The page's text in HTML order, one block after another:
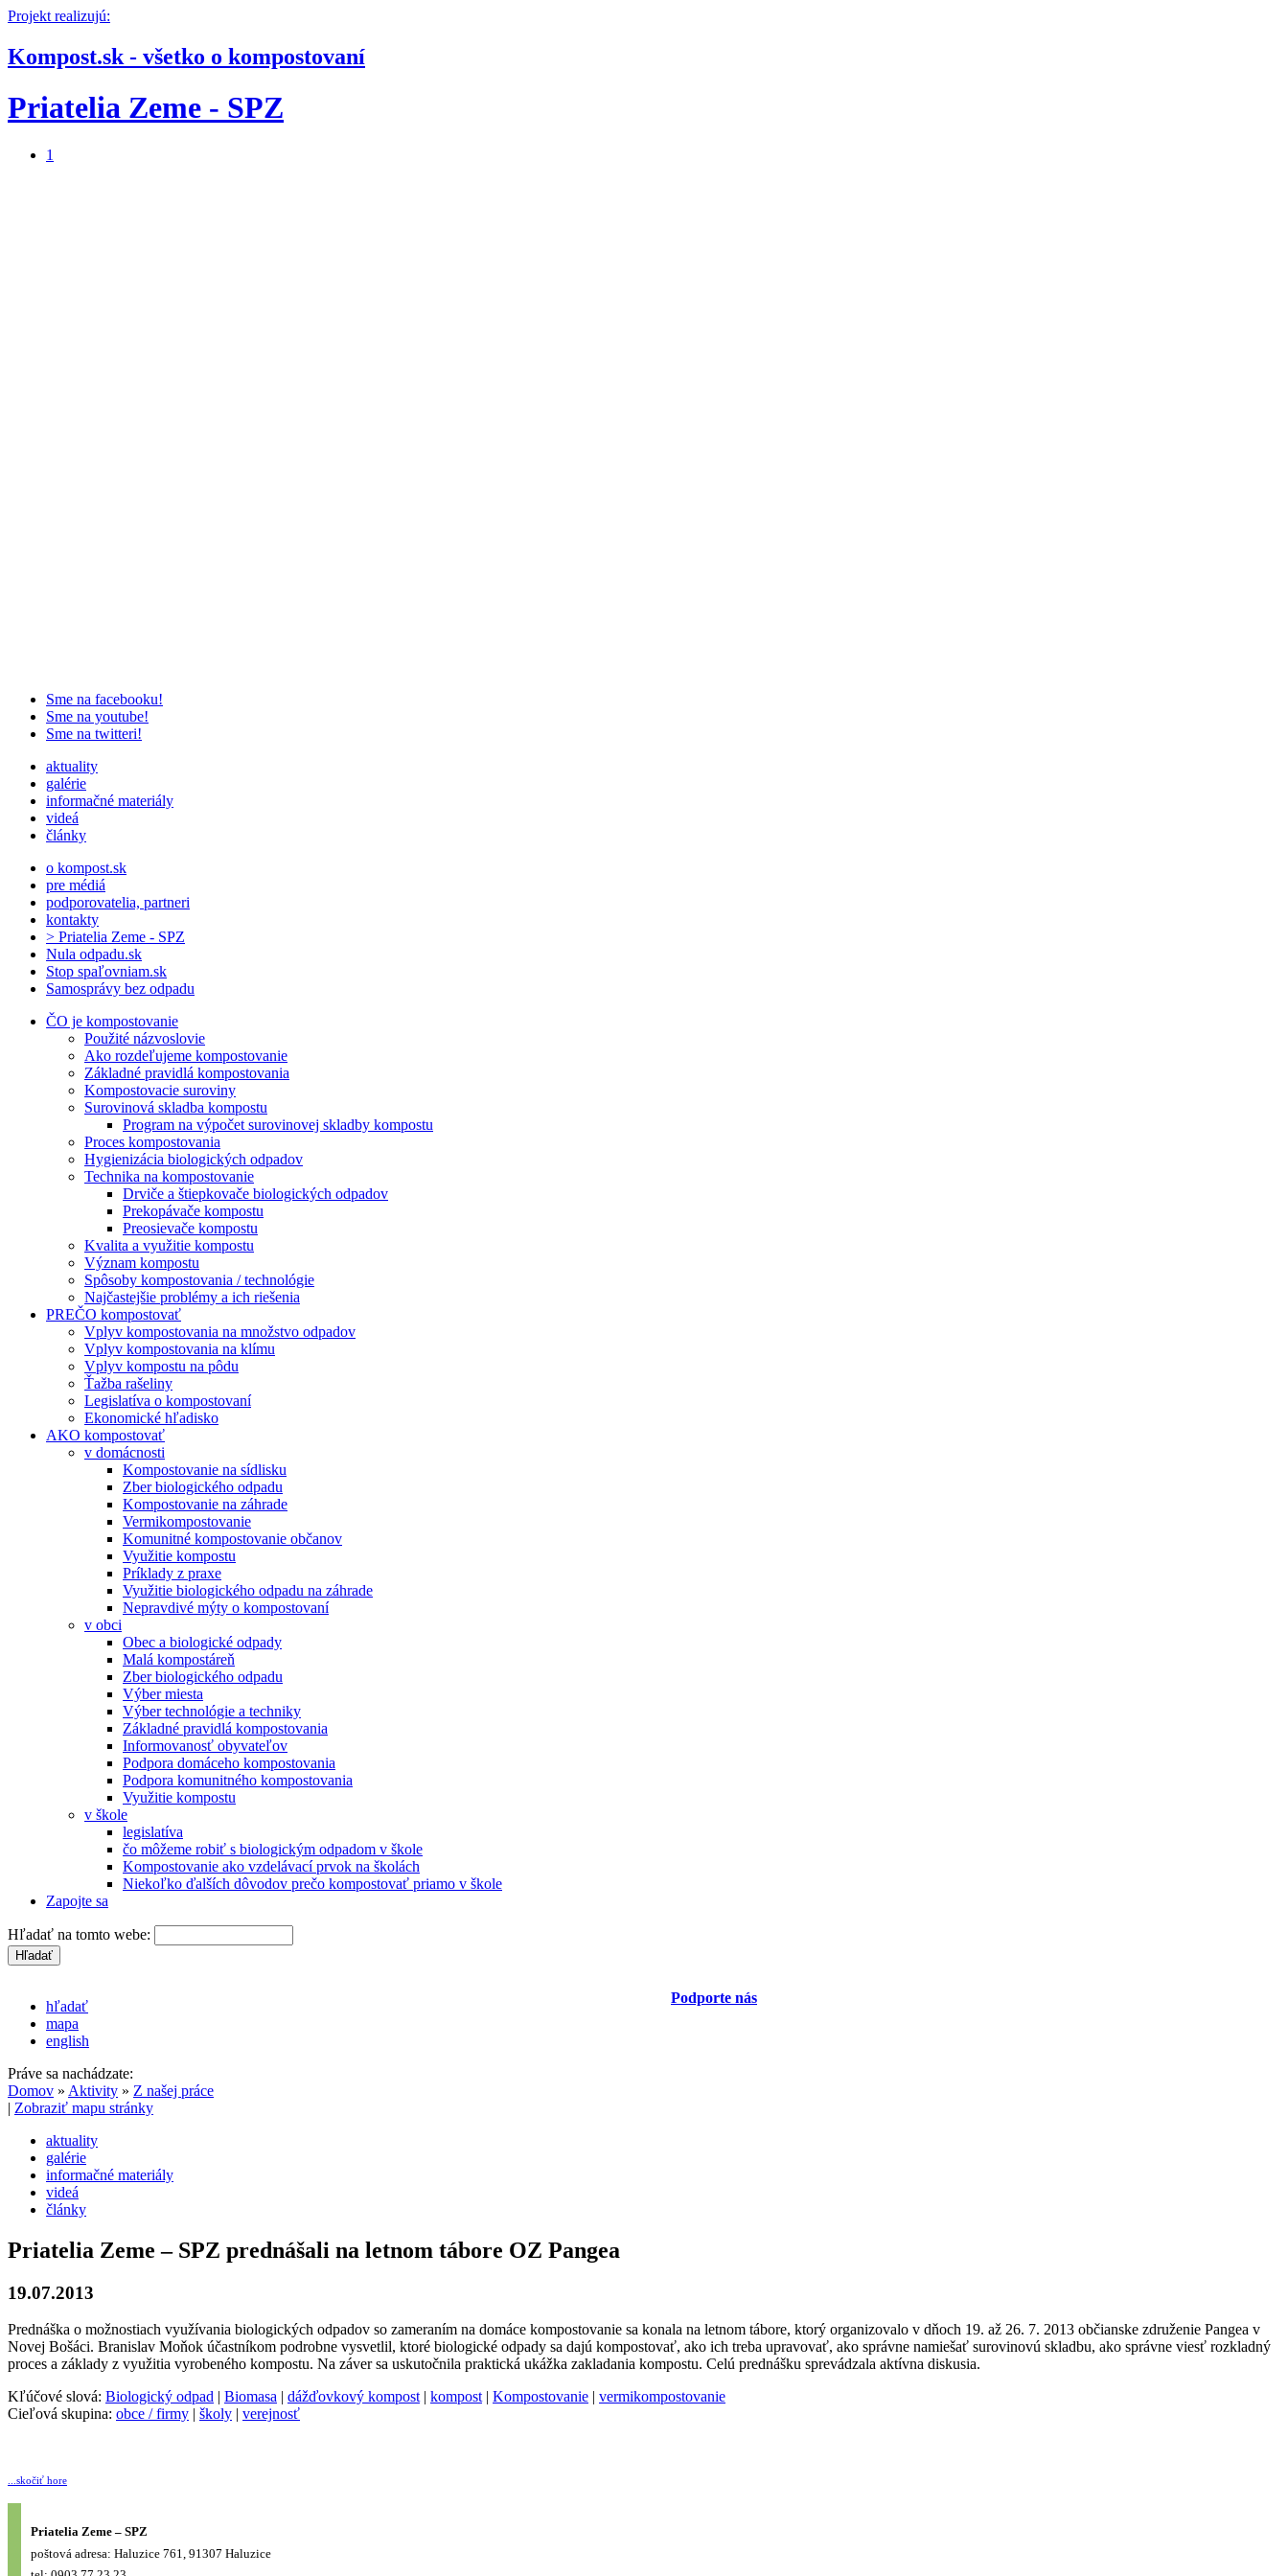
Projekt realizujú:
Kompost.sk - všetko o kompostovaní
Priatelia Zeme - SPZ
1
Sme na facebooku!
Sme na youtube!
Sme na twitteri!
aktuality
galérie
informačné materiály
videá
články
o kompost.sk
pre médiá
podporovatelia, partneri
kontakty
> Priatelia Zeme - SPZ
Nula odpadu.sk
Stop spaľovniam.sk
Samosprávy bez odpadu
ČO je kompostovanie
Použité názvoslovie
Ako rozdeľujeme kompostovanie
Základné pravidlá kompostovania
Kompostovacie suroviny
Surovinová skladba kompostu
Program na výpočet surovinovej skladby kompostu
Proces kompostovania
Hygienizácia biologických odpadov
Technika na kompostovanie
Drviče a štiepkovače biologických odpadov
Prekopávače kompostu
Preosievače kompostu
Kvalita a využitie kompostu
Význam kompostu
Spôsoby kompostovania / technológie
Najčastejšie problémy a ich riešenia
PREČO kompostovať
Vplyv kompostovania na množstvo odpadov
Vplyv kompostovania na klímu
Vplyv kompostu na pôdu
Ťažba rašeliny
Legislatíva o kompostovaní
Ekonomické hľadisko
AKO kompostovať
v domácnosti
Kompostovanie na sídlisku
Zber biologického odpadu
Kompostovanie na záhrade
Vermikompostovanie
Komunitné kompostovanie občanov
Využitie kompostu
Príklady z praxe
Využitie biologického odpadu na záhrade
Nepravdivé mýty o kompostovaní
v obci
Obec a biologické odpady
Malá kompostáreň
Zber biologického odpadu
Výber miesta
Výber technológie a techniky
Základné pravidlá kompostovania
Informovanosť obyvateľov
Podpora domáceho kompostovania
Podpora komunitného kompostovania
Využitie kompostu
v škole
legislatíva
čo môžeme robiť s biologickým odpadom v škole
Kompostovanie ako vzdelávací prvok na školách
Niekoľko ďalších dôvodov prečo kompostovať priamo v škole
Zapojte sa
Hľadať na tomto webe:
Podporte nás
hľadať
mapa
english
Práve sa nachádzate:
Domov » Aktivity » Z našej práce
| Zobraziť mapu stránky
aktuality
galérie
informačné materiály
videá
články
Priatelia Zeme – SPZ prednášali na letnom tábore OZ Pangea
19.07.2013
Prednáška o možnostiach využívania biologických odpadov so zameraním na domáce kompostovanie sa konala na letnom tábore, ktorý organizovalo v dňoch 19. až 26. 7. 2013 občianske združenie Pangea v
Novej Bošáci. Branislav Moňok účastníkom podrobne vysvetlil, ktoré biologické odpady sa dajú kompostovať, ako ich treba upravovať, ako správne namiešať surovinovú skladbu, ako správne viesť rozkladný
proces a základy z využitia vyrobeného kompostu. Na záver sa uskutočnila praktická ukážka zakladania kompostu. Celú prednášku sprevádzala aktívna diskusia.
Kľúčové slová: Biologický odpad | Biomasa | dážďovkový kompost | kompost | Kompostovanie | vermikompostovanie
Cieľová skupina: obce / firmy | školy | verejnosť
...skočiť hore
Priatelia Zeme – SPZ
poštová adresa: Haluzice 761, 91307 Haluzice